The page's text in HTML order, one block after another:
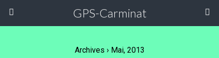
GPS-Carminat
Archives › Mai, 2013